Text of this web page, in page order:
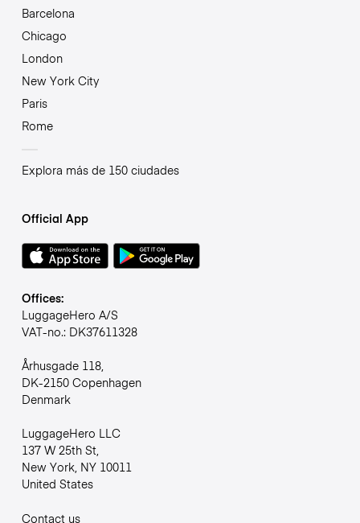
Barcelona
Chicago
London
New York City
Paris
Rome
Explora más de 150 ciudades
Official App
Offices:
LuggageHero A/S
VAT-no.: DK37611328
Århusgade 118,
DK-2150 Copenhagen
Denmark
LuggageHero LLC
137 W 25th St,
New York, NY 10011
United States
Contact us